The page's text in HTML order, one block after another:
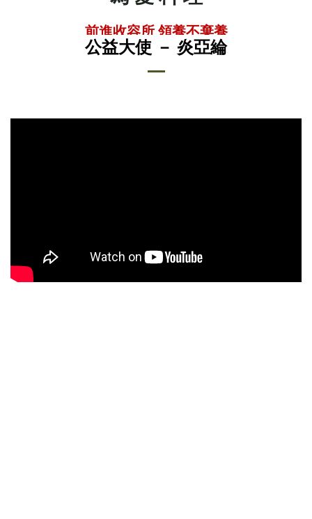
前進收容所 領養不棄養
公益大使 － 炎亞綸